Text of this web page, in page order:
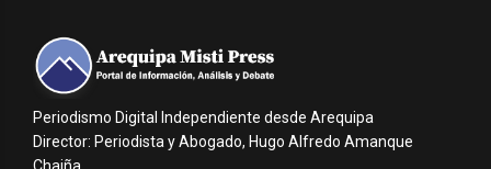
Periodismo Digital Independiente desde Arequipa
Director: Periodista y Abogado, Hugo Alfredo Amanque
Chaiña